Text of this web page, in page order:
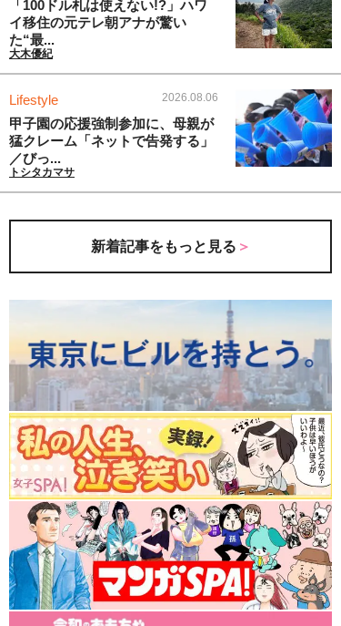
「100ドル札は使えない!?」ハワ
イ移住の元テレ朝アナが驚い
た“最...
大木優紀
Lifestyle 2026.08.06
甲子園の応援強制参加に、母親が
猛クレーム「ネットで告発する」
／びっ...
トシタカマサ
新着記事をもっと見る